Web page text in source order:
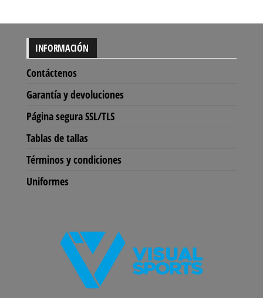
INFORMACIÓN
Contáctenos
Garantía y devoluciones
Página segura SSL/TLS
Tablas de tallas
Términos y condiciones
Uniformes